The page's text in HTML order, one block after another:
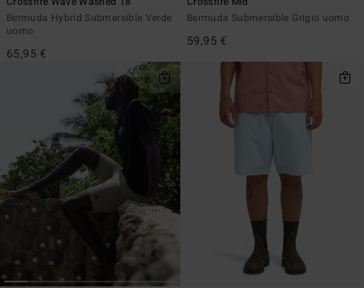
Bermuda Hybrid Submersible Verde
uomo
65,95 €
Bermuda Submersible Grigio uomo
59,95 €